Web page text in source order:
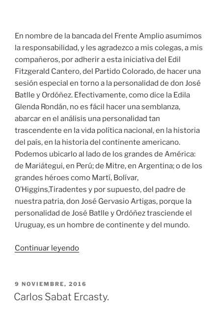
En nombre de la bancada del Frente Amplio asumimos
la responsabilidad, y les agradezco a mis colegas, a mis
compañeros, por adherir a esta iniciativa del Edil
Fitzgerald Cantero, del Partido Colorado, de hacer una
sesión especial en torno a la personalidad de don José
Batlle y Ordóñez. Efectivamente, como dice la Edila
Glenda Rondán, no es fácil hacer una semblanza,
abarcar en el análisis una personalidad tan
trascendente en la vida política nacional, en la historia
del país, en la historia del continente americano.
Podemos ubicarlo al lado de los grandes de América:
de Mariátegui, en Perú; de Mitre, en Argentina; o de los
grandes héroes como Martí, Bolívar,
O’Higgins,Tiradentes y por supuesto, del padre de
nuestra patria, don José Gervasio Artigas, porque la
personalidad de José Batlle y Ordóñez trasciende el
Uruguay, es un hombre de continente y del mundo.
Continuar leyendo«DON
Y
ORDÓÑEZ.»
PUBLICADO
EL
9 NOVIEMBRE, 2016
Carlos Sabat Ercasty.